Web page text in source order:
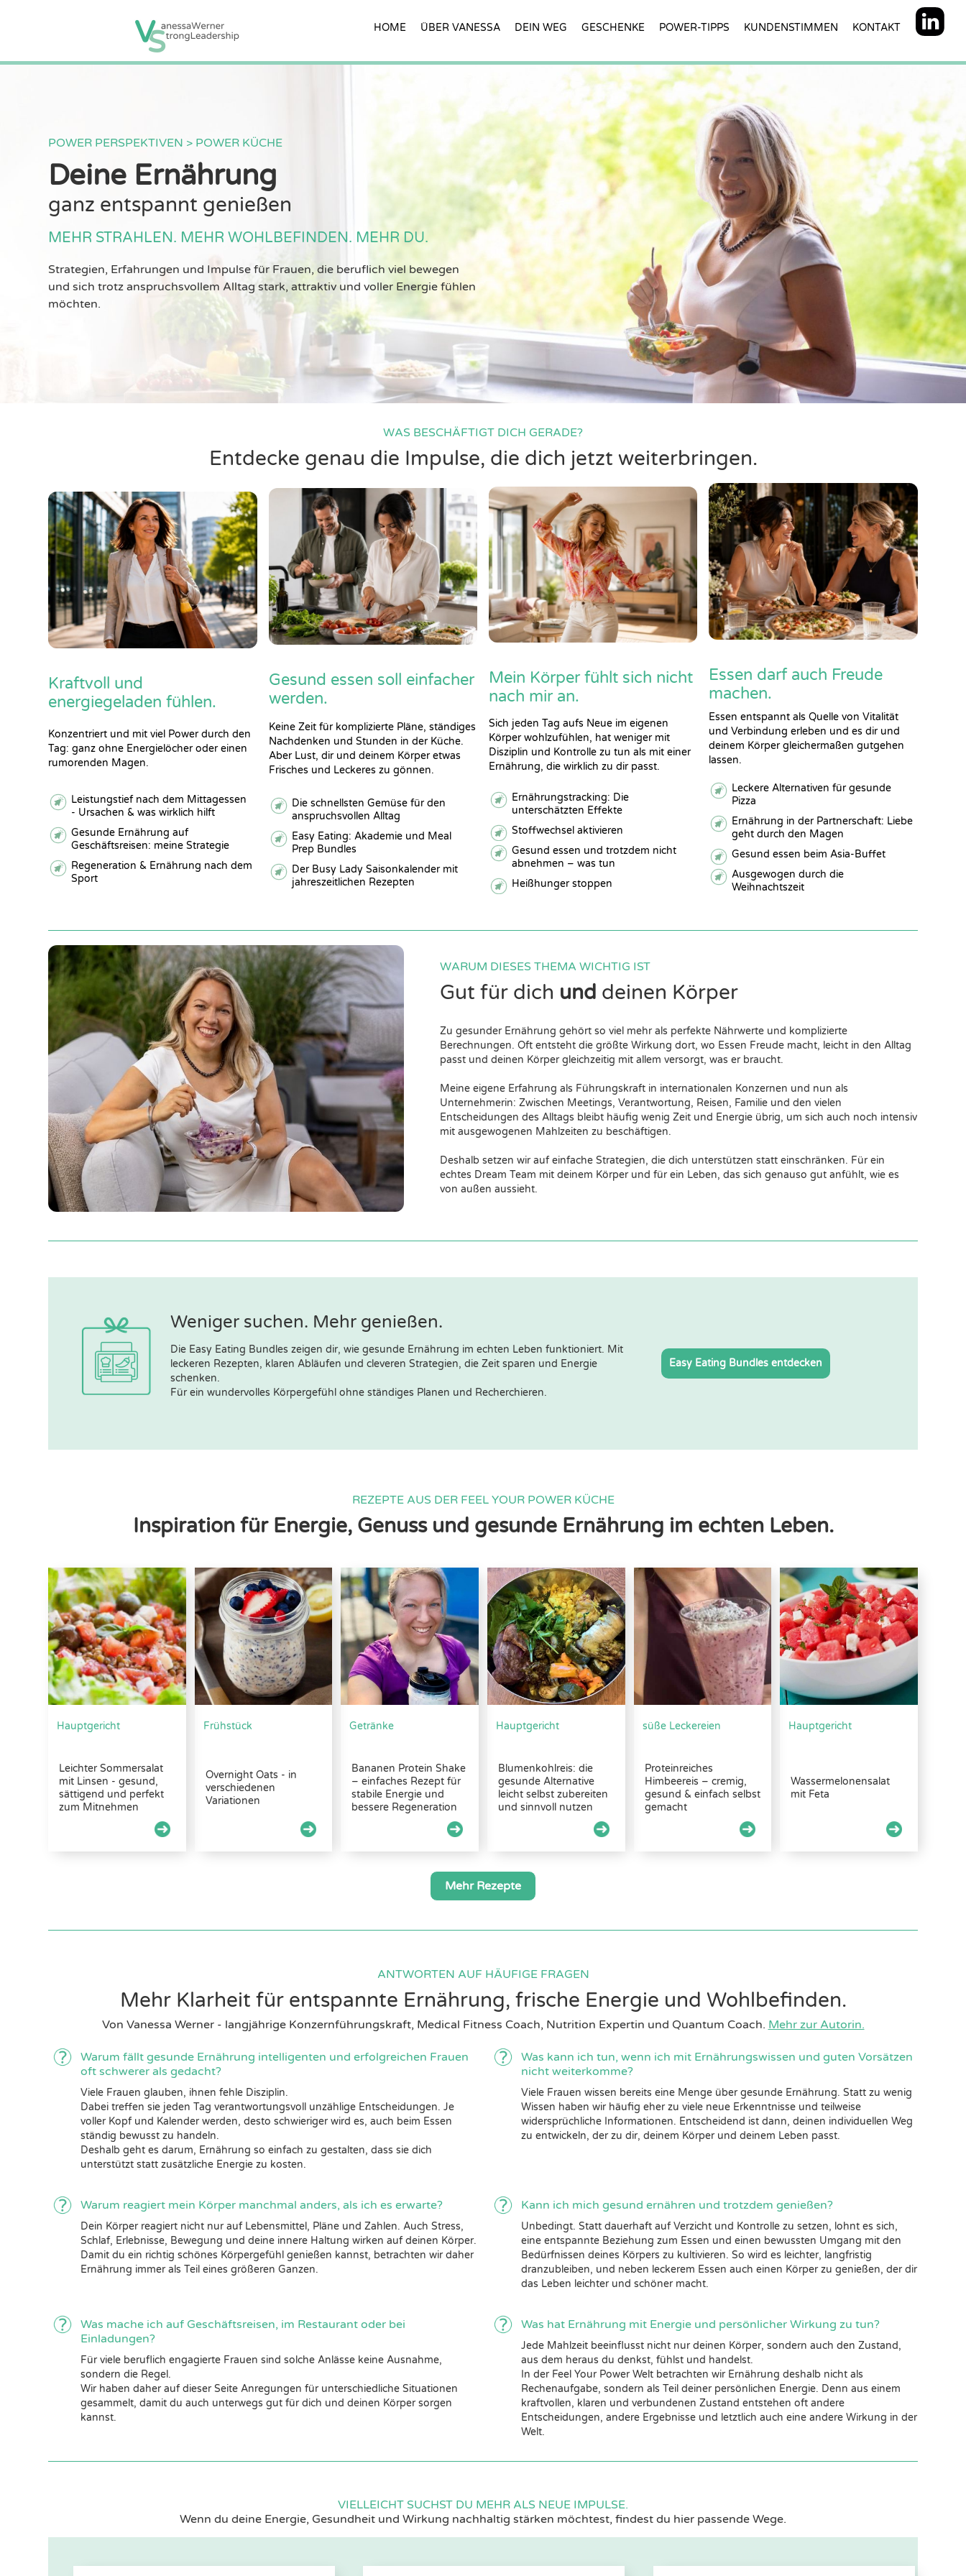
HOME ÜBER VANESSA DEIN WEG GESCHENKE POWER-TIPPS KUNDENSTIMMEN KONTAKT
POWER PERSPEKTIVEN > POWER KÜCHE
Deine Ernährung
ganz entspannt genießen
MEHR STRAHLEN. MEHR WOHLBEFINDEN. MEHR DU.
Strategien, Erfahrungen und Impulse für Frauen, die beruflich viel bewegen
und sich trotz anspruchsvollem Alltag stark, attraktiv und voller Energie fühlen
möchten.
WAS BESCHÄFTIGT DICH GERADE?
Entdecke genau die Impulse, die dich jetzt weiterbringen.
Kraftvoll und
energiegeladen fühlen.
Konzentriert und mit viel Power durch den
Tag: ganz ohne Energielöcher oder einen
rumorenden Magen.
Leistungstief nach dem Mittagessen
- Ursachen & was wirklich hilft
Gesunde Ernährung auf
Geschäftsreisen: meine Strategie
Regeneration & Ernährung nach dem
Sport
Gesund essen soll einfacher
werden.
Keine Zeit für komplizierte Pläne, ständiges
Nachdenken und Stunden in der Küche.
Aber Lust, dir und deinem Körper etwas
Frisches und Leckeres zu gönnen.
Die schnellsten Gemüse für den
anspruchsvollen Alltag
Easy Eating: Akademie und Meal
Prep Bundles
Der Busy Lady Saisonkalender mit
jahreszeitlichen Rezepten
Mein Körper fühlt sich nicht
nach mir an.
Sich jeden Tag aufs Neue im eigenen
Körper wohlzufühlen, hat weniger mit
Disziplin und Kontrolle zu tun als mit einer
Ernährung, die wirklich zu dir passt.
Ernährungstracking: Die
unterschätzten Effekte
Stoffwechsel aktivieren
Gesund essen und trotzdem nicht
abnehmen – was tun
Heißhunger stoppen
Essen darf auch Freude
machen.
Essen entspannt als Quelle von Vitalität
und Verbindung erleben und es dir und
deinem Körper gleichermaßen gutgehen
lassen.
Leckere Alternativen für gesunde
Pizza
Ernährung in der Partnerschaft: Liebe
geht durch den Magen
Gesund essen beim Asia-Buffet
Ausgewogen durch die
Weihnachtszeit
WARUM DIESES THEMA WICHTIG IST
Gut für dich und deinen Körper
Zu gesunder Ernährung gehört so viel mehr als perfekte Nährwerte und komplizierte
Berechnungen. Oft entsteht die größte Wirkung dort, wo Essen Freude macht, leicht in den Alltag
passt und deinen Körper gleichzeitig mit allem versorgt, was er braucht.
Meine eigene Erfahrung als Führungskraft in internationalen Konzernen und nun als
Unternehmerin: Zwischen Meetings, Verantwortung, Reisen, Familie und den vielen
Entscheidungen des Alltags bleibt häufig wenig Zeit und Energie übrig, um sich auch noch intensiv
mit ausgewogenen Mahlzeiten zu beschäftigen.
Deshalb setzen wir auf einfache Strategien, die dich unterstützen statt einschränken. Für ein
echtes Dream Team mit deinem Körper und für ein Leben, das sich genauso gut anfühlt, wie es
von außen aussieht.
Weniger suchen. Mehr genießen.
Die Easy Eating Bundles zeigen dir, wie gesunde Ernährung im echten Leben funktioniert. Mit
leckeren Rezepten, klaren Abläufen und cleveren Strategien, die Zeit sparen und Energie
schenken.
Für ein wundervolles Körpergefühl ohne ständiges Planen und Recherchieren.
Easy Eating Bundles entdecken
REZEPTE AUS DER FEEL YOUR POWER KÜCHE
Inspiration für Energie, Genuss und gesunde Ernährung im echten Leben.
Hauptgericht
Leichter Sommersalat
mit Linsen - gesund,
sättigend und perfekt
zum Mitnehmen
Frühstück
Overnight Oats - in
verschiedenen
Variationen
Getränke
Bananen Protein Shake
– einfaches Rezept für
stabile Energie und
bessere Regeneration
Hauptgericht
Blumenkohlreis: die
gesunde Alternative
leicht selbst zubereiten
und sinnvoll nutzen
süße Leckereien
Proteinreiches
Himbeereis – cremig,
gesund & einfach selbst
gemacht
Hauptgericht
Wassermelonensalat
mit Feta
Mehr Rezepte
ANTWORTEN AUF HÄUFIGE FRAGEN
Mehr Klarheit für entspannte Ernährung, frische Energie und Wohlbefinden.
Von Vanessa Werner - langjährige Konzernführungskraft, Medical Fitness Coach, Nutrition Expertin und Quantum Coach. Mehr zur Autorin.
Warum fällt gesunde Ernährung intelligenten und erfolgreichen Frauen
oft schwerer als gedacht?
Viele Frauen glauben, ihnen fehle Disziplin.
Dabei treffen sie jeden Tag verantwortungsvoll unzählige Entscheidungen. Je
voller Kopf und Kalender werden, desto schwieriger wird es, auch beim Essen
ständig bewusst zu handeln.
Deshalb geht es darum, Ernährung so einfach zu gestalten, dass sie dich
unterstützt statt zusätzliche Energie zu kosten.
Was kann ich tun, wenn ich mit Ernährungswissen und guten Vorsätzen
nicht weiterkomme?
Viele Frauen wissen bereits eine Menge über gesunde Ernährung. Statt zu wenig
Wissen haben wir häufig eher zu viele neue Erkenntnisse und teilweise
widersprüchliche Informationen. Entscheidend ist dann, deinen individuellen Weg
zu entwickeln, der zu dir, deinem Körper und deinem Leben passt.
Warum reagiert mein Körper manchmal anders, als ich es erwarte?
Dein Körper reagiert nicht nur auf Lebensmittel, Pläne und Zahlen. Auch Stress,
Schlaf, Erlebnisse, Bewegung und deine innere Haltung wirken auf deinen Körper.
Damit du ein richtig schönes Körpergefühl genießen kannst, betrachten wir daher
Ernährung immer als Teil eines größeren Ganzen.
Kann ich mich gesund ernähren und trotzdem genießen?
Unbedingt. Statt dauerhaft auf Verzicht und Kontrolle zu setzen, lohnt es sich,
eine entspannte Beziehung zum Essen und einen bewussten Umgang mit den
Bedürfnissen deines Körpers zu kultivieren. So wird es leichter, langfristig
dranzubleiben, und neben leckerem Essen auch einen Körper zu genießen, der dir
das Leben leichter und schöner macht.
Was mache ich auf Geschäftsreisen, im Restaurant oder bei
Einladungen?
Für viele beruflich engagierte Frauen sind solche Anlässe keine Ausnahme,
sondern die Regel.
Wir haben daher auf dieser Seite Anregungen für unterschiedliche Situationen
gesammelt, damit du auch unterwegs gut für dich und deinen Körper sorgen
kannst.
Was hat Ernährung mit Energie und persönlicher Wirkung zu tun?
Jede Mahlzeit beeinflusst nicht nur deinen Körper, sondern auch den Zustand,
aus dem heraus du denkst, fühlst und handelst.
In der Feel Your Power Welt betrachten wir Ernährung deshalb nicht als
Rechenaufgabe, sondern als Teil deiner persönlichen Energie. Denn aus einem
kraftvollen, klaren und verbundenen Zustand entstehen oft andere
Entscheidungen, andere Ergebnisse und letztlich auch eine andere Wirkung in der
Welt.
VIELLEICHT SUCHST DU MEHR ALS NEUE IMPULSE.
Wenn du deine Energie, Gesundheit und Wirkung nachhaltig stärken möchtest, findest du hier passende Wege.